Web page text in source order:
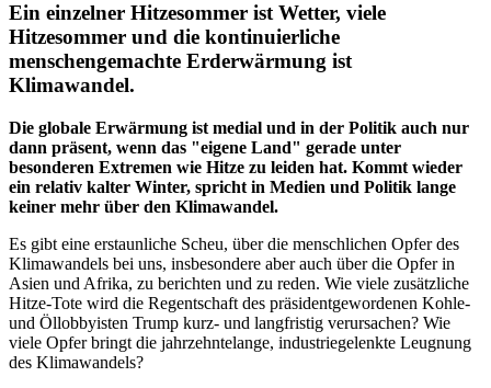
Ein einzelner Hitzesommer ist Wetter, viele
Hitzesommer und die kontinuierliche
menschengemachte Erderwärmung ist
Klimawandel.
Die globale Erwärmung ist medial und in der Politik auch nur
dann präsent, wenn das "eigene Land" gerade unter
besonderen Extremen wie Hitze zu leiden hat. Kommt wieder
ein relativ kalter Winter, spricht in Medien und Politik lange
keiner mehr über den Klimawandel.
Es gibt eine erstaunliche Scheu, über die menschlichen Opfer des
Klimawandels bei uns, insbesondere aber auch über die Opfer in
Asien und Afrika, zu berichten und zu reden. Wie viele zusätzliche
Hitze-Tote wird die Regentschaft des präsidentgewordenen Kohle-
und Öllobbyisten Trump kurz- und langfristig verursachen? Wie
viele Opfer bringt die jahrzehntelange, industriegelenkte Leugnung
des Klimawandels?